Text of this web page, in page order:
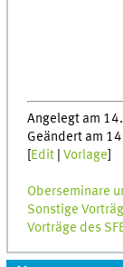
Angelegt am
Geändert am
Edit |Vorlage
Oberseminare
Sonstige
Vorträge des